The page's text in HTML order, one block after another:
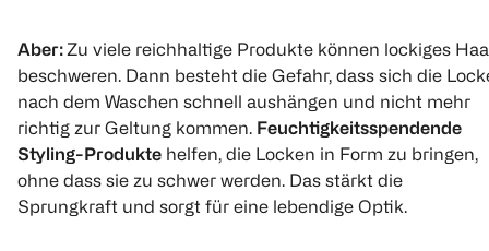
Aber: Zu viele reichhaltige Produkte können lockiges
beschweren. Dann besteht die Gefahr, dass sich die
nach dem Waschen schnell aushängen und nicht mehr
richtig zur Geltung kommen. Feuchtigkeitsspendende
Styling-Produkte helfen, die Locken in Form zu bringen,
ohne dass sie zu schwer werden. Das stärkt die
Sprungkraft und sorgt für eine lebendige Optik.